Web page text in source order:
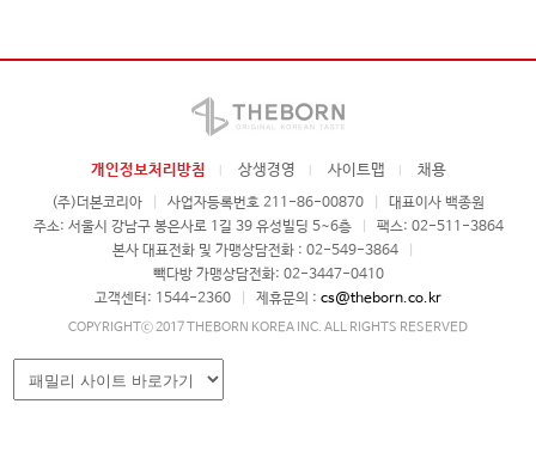
개인정보처리방침 상생경영 사이트맵 채용
(주)더본코리아 사업자등록번호 211-86-00870
대표이사 백종원
주소: 서울시 강남구 봉은사로 1길 39 유성빌딩 5~6층
팩스: 02-511-3864
본사 대표전화 및 가맹상담전화 : 02-549-3864
빽다방 가맹상담전화: 02-3447-0410
고객센터: 1544-2360
제휴문의 : cs@theborn.co.kr
COPYRIGHTⓒ 2017 THEBORN KOREA INC. ALL RIGHTS RESERVED